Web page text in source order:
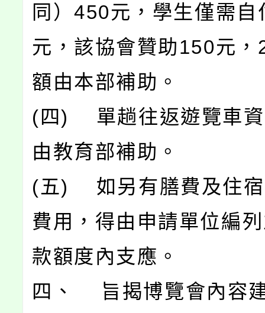
同）450元，學生僅需自
元，該協會贊助150元，
額由本部補助。
(四) 單趟往返遊覽車資
由教育部補助。
(五) 如另有膳費及住宿
費用，得由申請單位編
款額度內支應。
四、 旨揭博覽會內容